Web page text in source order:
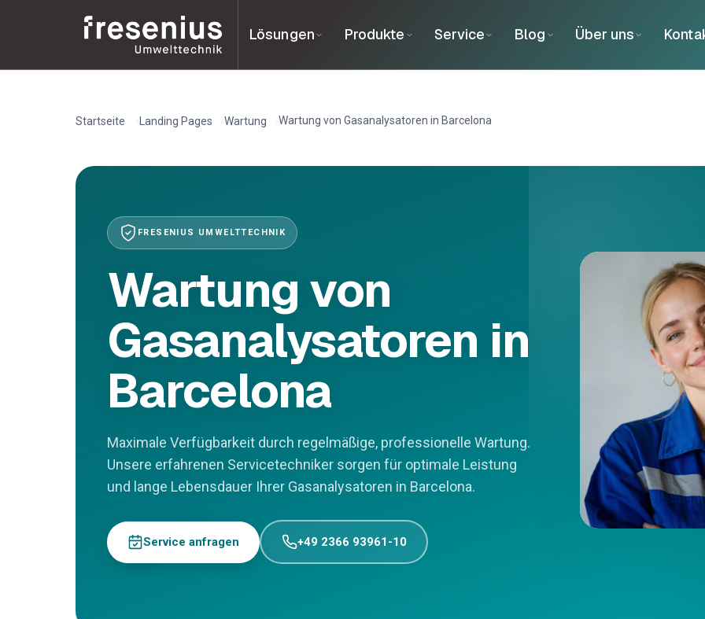
Lösungen Produkte Service Blog Über uns
Startseite Landing Pages Wartung Wartung von Gasanalysatoren in Barcelona
FRESENIUS UMWELTTECHNIK
Wartung von
Gasanalysatoren in
Barcelona
Maximale Verfügbarkeit durch regelmäßige, professionelle Wartung.
Unsere erfahrenen Servicetechniker sorgen für optimale Leistung
und lange Lebensdauer Ihrer Gasanalysatoren in Barcelona.
Service anfragen +49 2366 93961-10